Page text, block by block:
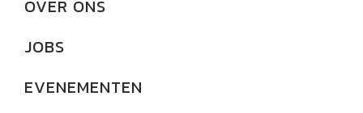
OVER ONS
JOBS
EVENEMENTEN